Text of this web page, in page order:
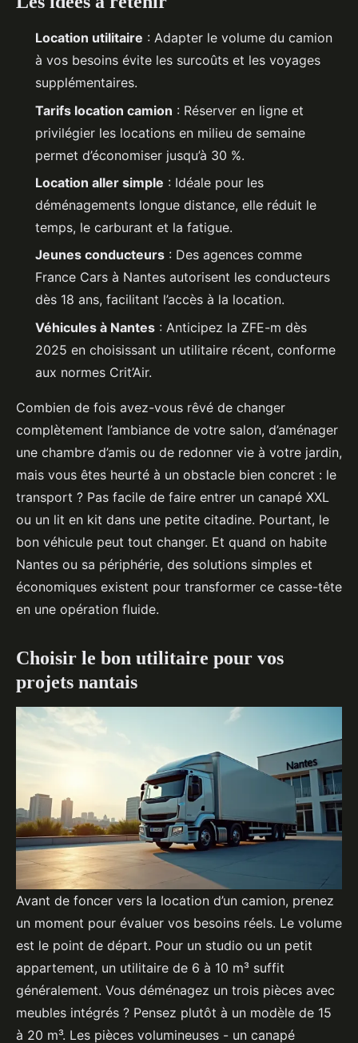
Location utilitaire : Adapter le volume du camion
à vos besoins évite les surcoûts et les voyages
supplémentaires.
Tarifs location camion : Réserver en ligne et
privilégier les locations en milieu de semaine
permet d’économiser jusqu’à 30 %.
Location aller simple : Idéale pour les
déménagements longue distance, elle réduit le
temps, le carburant et la fatigue.
Jeunes conducteurs : Des agences comme
France Cars à Nantes autorisent les conducteurs
dès 18 ans, facilitant l’accès à la location.
Véhicules à Nantes : Anticipez la ZFE-m dès
2025 en choisissant un utilitaire récent, conforme
aux normes Crit’Air.
Combien de fois avez-vous rêvé de changer
complètement l’ambiance de votre salon, d’aménager
une chambre d’amis ou de redonner vie à votre jardin,
mais vous êtes heurté à un obstacle bien concret : le
transport ? Pas facile de faire entrer un canapé XXL
ou un lit en kit dans une petite citadine. Pourtant, le
bon véhicule peut tout changer. Et quand on habite
Nantes ou sa périphérie, des solutions simples et
économiques existent pour transformer ce casse-tête
en une opération fluide.
Choisir le bon utilitaire pour vos
projets nantais
Avant de foncer vers la location d’un camion, prenez
un moment pour évaluer vos besoins réels. Le volume
est le point de départ. Pour un studio ou un petit
appartement, un utilitaire de 6 à 10 m³ suffit
généralement. Vous déménagez un trois pièces avec
meubles intégrés ? Pensez plutôt à un modèle de 15
à 20 m³. Les pièces volumineuses - un canapé